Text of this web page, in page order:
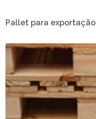
Pallet para exportação